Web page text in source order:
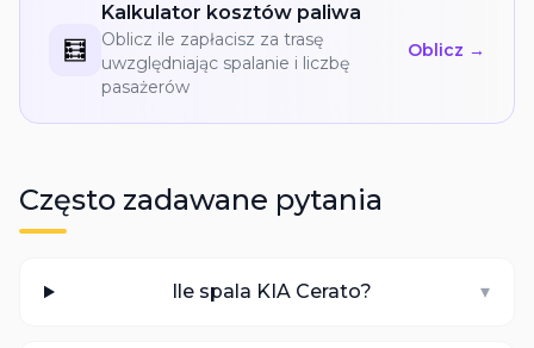
🧮
Kalkulator kosztów paliwa
Oblicz ile zapłacisz za trasę
uwzględniając spalanie i liczbę
pasażerów
Oblicz →
Często zadawane pytania
Ile spala KIA Cerato? ▾